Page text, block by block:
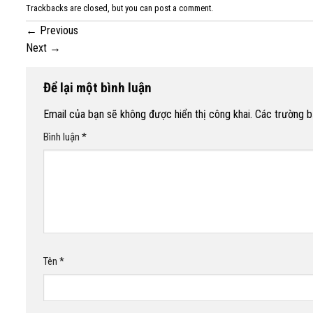
Trackbacks are closed, but you can post a comment
← Previous
Next →
Để lại một bình luận
Email của bạn sẽ không được hiển thị công khai. Các trường
Bình luận *
Tên *